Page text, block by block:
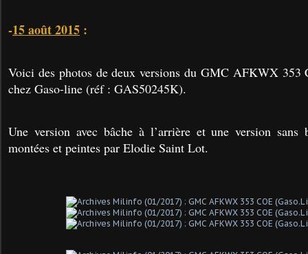
-15 août 2015 :
Voici des photos de deux versions du GMC AFKWX 353
chez Gaso-line (réf : GAS50245K).
Une version avec bâche à l’arrière et une version
montées et peintes par Elodie Saint Lot.